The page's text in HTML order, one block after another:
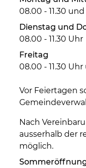
08.00 - 11.30
Dienstag und
08.00 - 11.30 Uhr
Freitag
08.00 - 11.30
Vor Feiertagen
Nach
ausserhalb der
möglich.